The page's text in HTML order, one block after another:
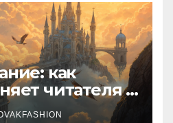
как
читателя и